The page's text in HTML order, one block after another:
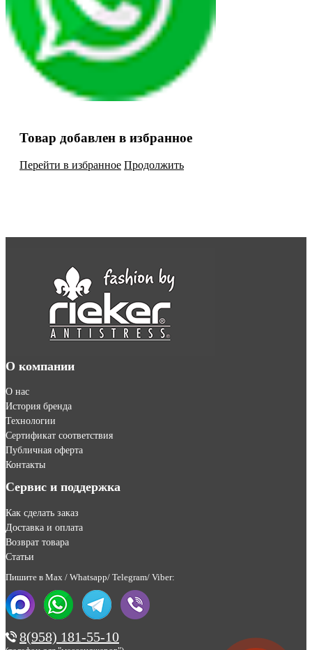
Товар добавлен в избранное
Перейти в избранное Продолжить
О компании
О нас
История бренда
Технологии
Сертификат соответствия
Публичная оферта
Контакты
Сервис и поддержка
Как сделать заказ
Доставка и оплата
Возврат товара
Статьи
Пишите в Max / Whatsapp/ Telegram/ Viber:
8(958) 181-55-10